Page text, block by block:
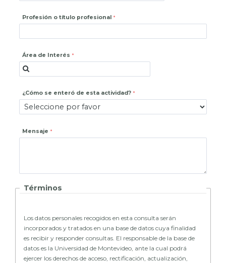
Profesión o título profesional
Área de Interés
¿Cómo se enteró de esta actividad?
Mensaje
Términos
Los datos personales recogidos en esta consulta serán
incorporados y tratados en una base de datos cuya finalidad
es recibir y responder consultas. El responsable de la base de
datos es la Universidad de Montevideo, ante la cual podrá
ejercer los derechos de acceso, rectificación, actualización,